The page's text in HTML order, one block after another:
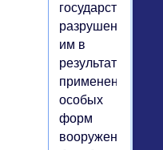
государств,
разрушенных
им в
результате
применения
особых
форм
вооруженной